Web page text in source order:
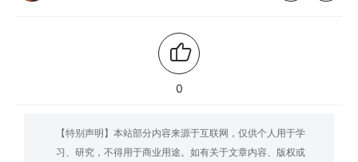
0
【特别声明】本站部分内容来源于互联网，仅供个人用于学
习、研究，不得用于商业用途。如有关于文章内容、版权或